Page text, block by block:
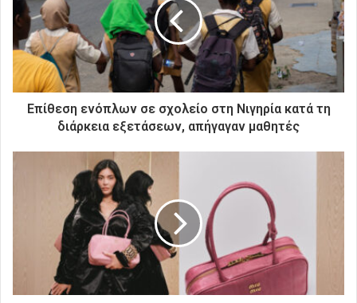
η
τ
Επίθεση ενόπλων σε σχολείο στη Νιγηρία κατά τη
διάρκεια εξετάσεων, απήγαγαν μαθητές